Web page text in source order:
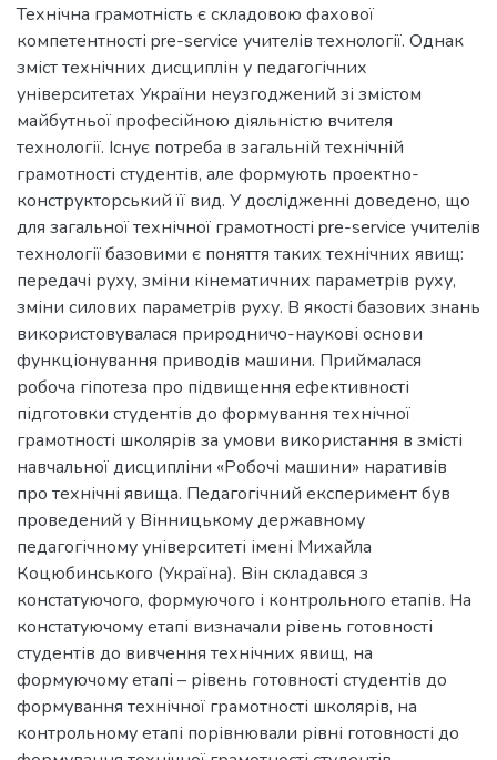
Технічна грамотність є складовою фахової
компетентності pre-service учителів технології. Однак
зміст технічних дисциплін у педагогічних
університетах України неузгоджений зі змістом
майбутньої професійною діяльністю вчителя
технології. Існує потреба в загальній технічній
грамотності студентів, але формують проектно-
конструкторський її вид. У дослідженні доведено, що
для загальної технічної грамотності pre-service учителів
технології базовими є поняття таких технічних явищ:
передачі руху, зміни кінематичних параметрів руху,
зміни силових параметрів руху. В якості базових знань
використовувалася природничо-наукові основи
функціонування приводів машини. Приймалася
робоча гіпотеза про підвищення ефективності
підготовки студентів до формування технічної
грамотності школярів за умови використання в змісті
навчальної дисципліни «Робочі машини» наративів
про технічні явища. Педагогічний експеримент був
проведений у Вінницькому державному
педагогічному університеті імені Михайла
Коцюбинського (Україна). Він складався з
констатуючого, формуючого і контрольного етапів. На
констатуючому етапі визначали рівень готовності
студентів до вивчення технічних явищ, на
формуючому етапі – рівень готовності студентів до
формування технічної грамотності школярів, на
контрольному етапі порівнювали рівні готовності до